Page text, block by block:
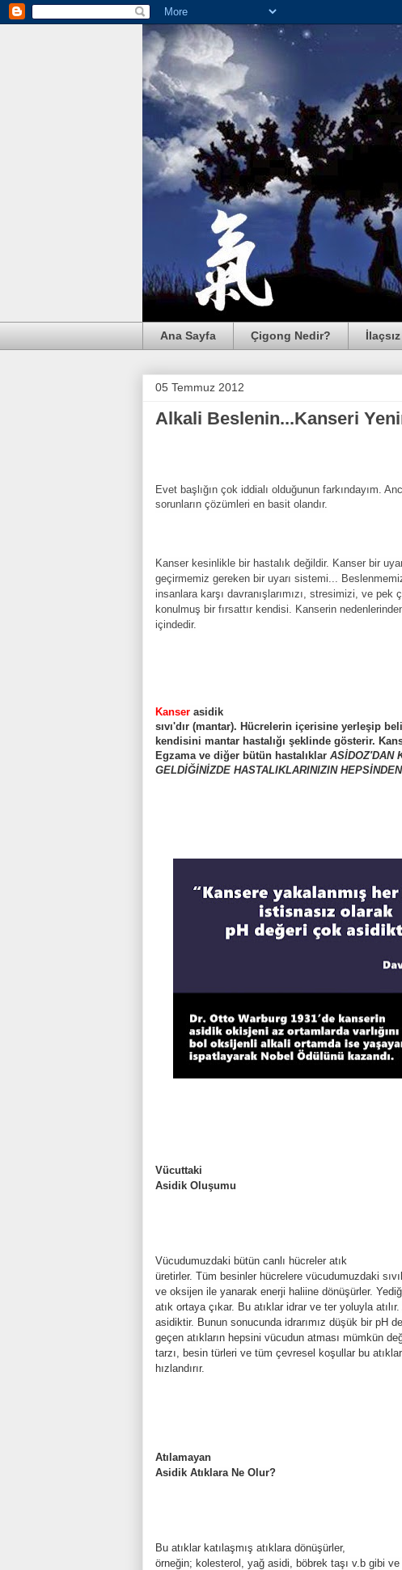
Ana Sayfa Çigong Nedir?
05 Temmuz 2012
Alkali Beslenin...Kanseri
Evet başlığın çok iddialı olduğunun farkındayım.
sorunların çözümleri en basit olandır.
Kanser kesinlikle bir hastalık değildir. Kanser bir
geçirmemiz gereken bir uyarı sistemi...
insanlara karşı davranışlarımızı, stresimizi, ve
konulmuş bir fırsattır kendisi. Kanserin
içindedir.
Kanser asidik
sıvı'dır (mantar). Hücrelerin içerisine yerleşip
kendisini mantar hastalığı şeklinde gösterir.
Egzama ve diğer bütün hastalıklar ASİDOZ'DAN
GELDİĞİNİZDE HASTALIKLARINIZIN
Vücuttaki
Asidik Oluşumu
Vücudumuzdaki bütün canlı hücreler atık
üretirler. Tüm besinler hücrelere vücudumuzdaki
ve oksijen ile yanarak enerji haliine dönüşürler.
atık ortaya çıkar. Bu atıklar idrar ve ter yoluyla
asidiktir. Bunun sonucunda idrarımız düşük bir pH
geçen atıkların hepsini vücudun atması mümkün
tarzı, besin türleri ve tüm çevresel koşullar bu
hızlandırır.
Atılamayan
Asidik Atıklara Ne Olur?
Bu atıklar katılaşmış atıklara dönüşürler,
örneğin; kolesterol, yağ asidi, böbrek taşı v.b gibi